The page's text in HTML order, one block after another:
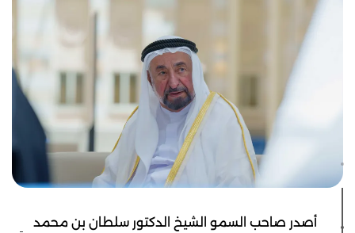
أصدر صاحب السمو الشيخ الدكتور سلطان بن محمد